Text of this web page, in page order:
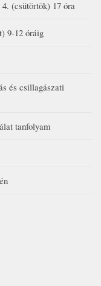
(csütörtök) 17 óra
9-12 óráig
és csillagászati
tanfolyam